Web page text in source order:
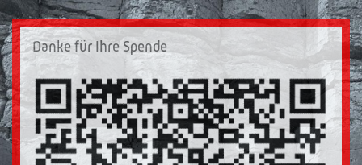
Danke für Ihre Spende